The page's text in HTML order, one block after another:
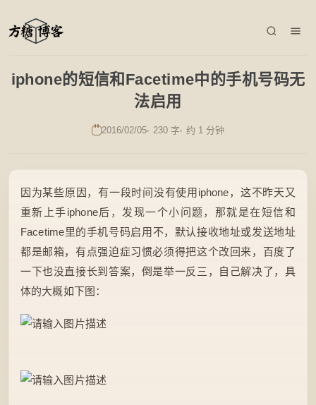
iphone的短信和Facetime中的手机号码无
法启用
2016/02/05 230 字 约 1 分钟
因为某些原因，有一段时间没有使用iphone，这不昨天又
重新上手iphone后，发现一个小问题，那就是在短信和
Facetime里的手机号码启用不，默认接收地址或发送地址
都是邮箱，有点强迫症习惯必须得把这个改回来，百度了
一下也没直接长到答案，倒是举一反三，自己解决了，具
体的大概如下图：